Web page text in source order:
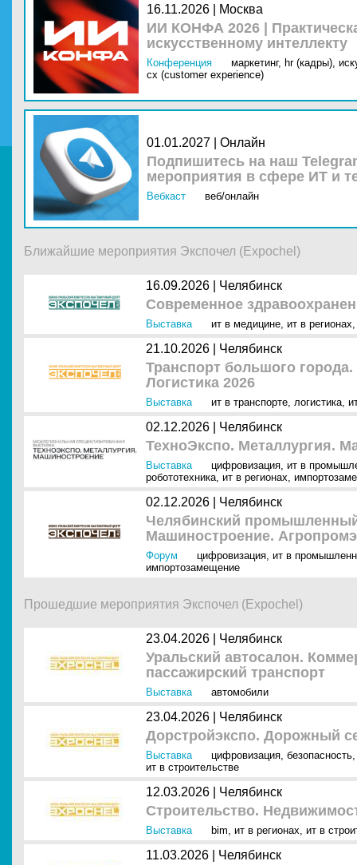
16.11.2026 | Москва
ИИ КОНФА 2026 |
искусственному интеллекту
Конференция маркетинг, hr (кадры),
cx (customer experience)
01.01.2027 | Онлайн
Подпишитесь на наш
мероприятия в сфере ИТ и
Вебкаст веб/онлайн
Ближайшие мероприятия Экспочел (Expochel)
16.09.2026 | Челябинск
Современное
Выставка ит в медицине, ит в регионах
21.10.2026 | Челябинск
Транспорт большого
Логистика 2026
Выставка ит в транспорте, логистика,
02.12.2026 | Челябинск
ТехноЭкспо. Металлургия.
Выставка цифровизация, ит в
робототехника, ит в регионах,
02.12.2026 | Челябинск
Челябинский
Машиностроение.
Форум цифровизация, ит в
импортозамещение
Прошедшие мероприятия Экспочел (Expochel)
23.04.2026 | Челябинск
Уральский автосалон.
пассажирский транспорт
Выставка автомобили
23.04.2026 | Челябинск
Дорстройэкспо. Дорожный
Выставка цифровизация, безопасность
ит в строительстве
12.03.2026 | Челябинск
Строительство.
Выставка bim, ит в регионах, ит в
11.03.2026 | Челябинск